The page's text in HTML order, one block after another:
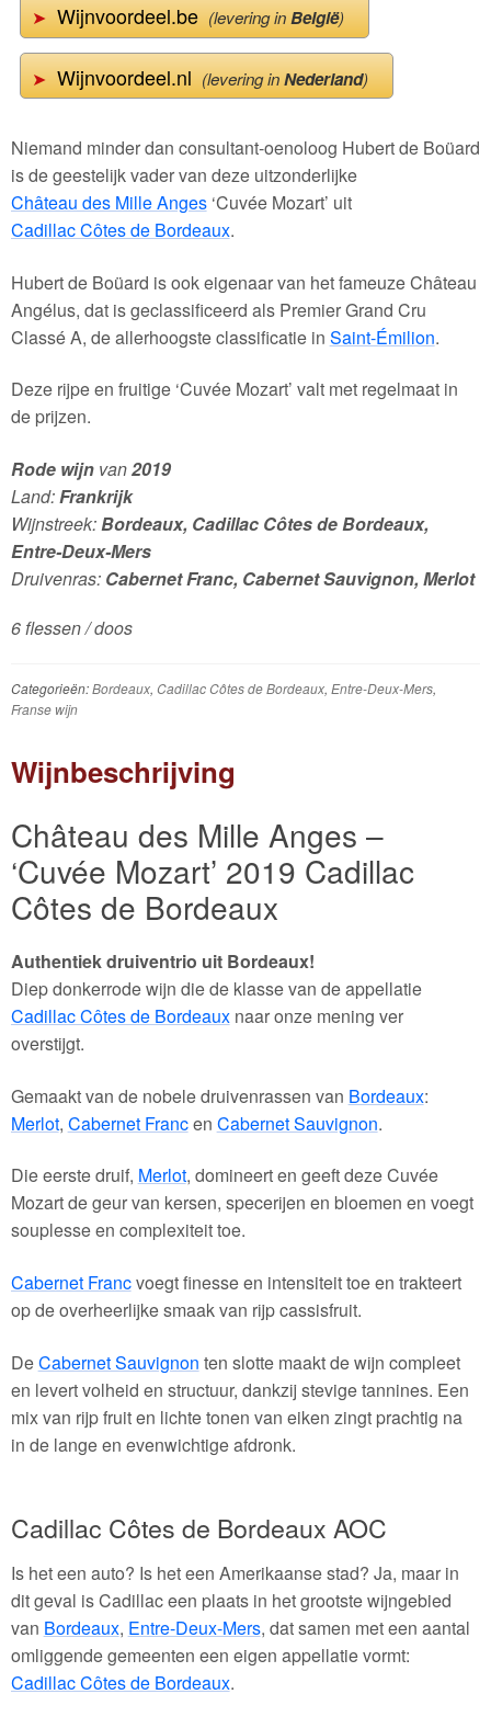
➤Wijnvoordeel.be(levering inBelgië)
➤Wijnvoordeel.nl(levering inNederland)
Niemand minder dan consultant-oenoloog Hubert de Boüard
is de geestelijk vader van deze uitzonderlijke
Château des Mille Anges‘Cuvée Mozart’ uit
Cadillac Côtes de Bordeaux.
Hubert de Boüard is ook eigenaar van het fameuze Château
Angélus, dat is geclassificeerd als Premier Grand Cru
Classé A, de allerhoogste classificatie in Saint-Émilion.
Deze rijpe en fruitige ‘Cuvée Mozart’ valt met regelmaat in
de prijzen.
Rode wijnvan2019
Land:Frankrijk
Wijnstreek:Bordeaux, Cadillac Côtes de Bordeaux,
Entre-Deux-Mers
Druivenras: Cabernet Franc, Cabernet Sauvignon, Merlot
6 flessen / doos
Categorieën:Bordeaux, Cadillac Côtes de Bordeaux, Entre-Deux-Mers,
Franse wijn
Wijnbeschrijving
Château des Mille Anges –
‘Cuvée Mozart’ 2019 Cadillac
Côtes de Bordeaux
Authentiek druiventrio uit Bordeaux!
Diep donkerrode wijn die de klasse van de appellatie
Cadillac Côtes de Bordeauxnaar onze mening ver
overstijgt.
Gemaakt van de nobele druivenrassen van Bordeaux:
Merlot, Cabernet Francen Cabernet Sauvignon.
Die eerste druif, Merlot, domineert en geeft deze Cuvée
Mozart de geur van kersen, specerijen en bloemen en voegt
souplesse en complexiteit toe.
Cabernet Francvoegt finesse en intensiteit toe en trakteert
op de overheerlijke smaak van rijp cassisfruit.
DeCabernet Sauvignon ten slotte maakt de wijn compleet
en levert volheid en structuur, dankzij stevige tannines. Een
mix van rijp fruit en lichte tonen van eiken zingt prachtig na
in de lange en evenwichtige afdronk.
Cadillac Côtes de Bordeaux AOC
Is het een auto? Is het een Amerikaanse stad? Ja, maar in
dit geval is Cadillac een plaats in het grootste wijngebied
van Bordeaux, Entre-Deux-Mers, dat samen met een aantal
omliggende gemeenten een eigen appellatie vormt:
Cadillac Côtes de Bordeaux.